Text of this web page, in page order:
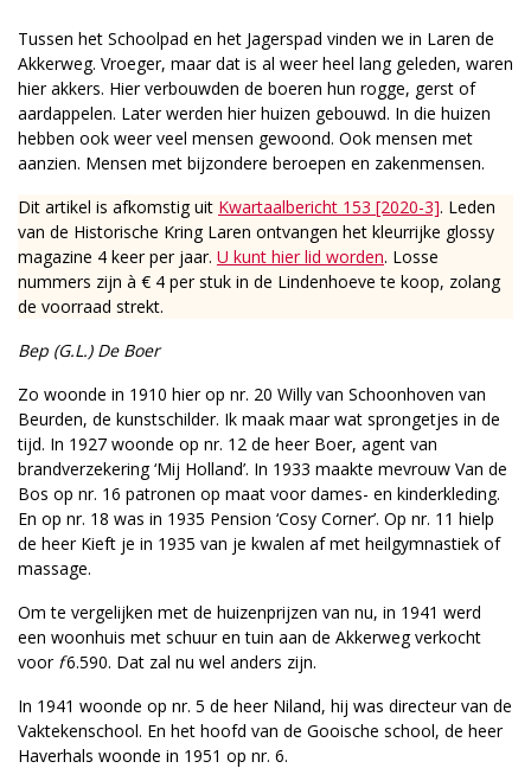
Tussen het Schoolpad en het Jagerspad vinden we in Laren de
Akkerweg. Vroeger, maar dat is al weer heel lang geleden, waren
hier akkers. Hier verbouwden de boeren hun rogge, gerst of
aardappelen. Later werden hier huizen gebouwd. In die huizen
hebben ook weer veel mensen gewoond. Ook mensen met
aanzien. Mensen met bijzondere beroepen en zakenmensen.
Dit artikel is afkomstig uit Kwartaalbericht 153 [2020-3]. Leden
van de Historische Kring Laren ontvangen het kleurrijke glossy
magazine 4 keer per jaar. U kunt hier lid worden. Losse
nummers zijn à € 4 per stuk in de Lindenhoeve te koop, zolang
de voorraad strekt.
Bep (G.L.) De Boer
Zo woonde in 1910 hier op nr. 20 Willy van Schoonhoven van
Beurden, de kunstschilder. Ik maak maar wat sprongetjes in de
tijd. In 1927 woonde op nr. 12 de heer Boer, agent van
brandverzekering ‘Mij Holland’. In 1933 maakte mevrouw Van de
Bos op nr. 16 patronen op maat voor dames- en kinderkleding.
En op nr. 18 was in 1935 Pension ‘Cosy Corner’. Op nr. 11 hielp
de heer Kieft je in 1935 van je kwalen af met heilgymnastiek of
massage.
Om te vergelijken met de huizenprijzen van nu, in 1941 werd
een woonhuis met schuur en tuin aan de Akkerweg verkocht
voor f6.590. Dat zal nu wel anders zijn.
In 1941 woonde op nr. 5 de heer Niland, hij was directeur van de
Vaktekenschool. En het hoofd van de Gooische school, de heer
Haverhals woonde in 1951 op nr. 6.